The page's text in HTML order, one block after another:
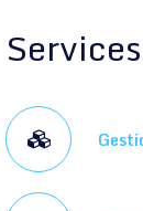
Services